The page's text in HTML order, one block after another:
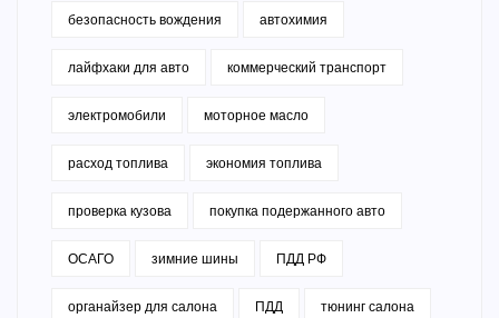
безопасность вождения автохимия
лайфхаки для авто коммерческий транспорт
электромобили моторное масло
расход топлива экономия топлива
проверка кузова покупка подержанного авто
ОСАГО зимние шины ПДД РФ
органайзер для салона ПДД тюнинг салона